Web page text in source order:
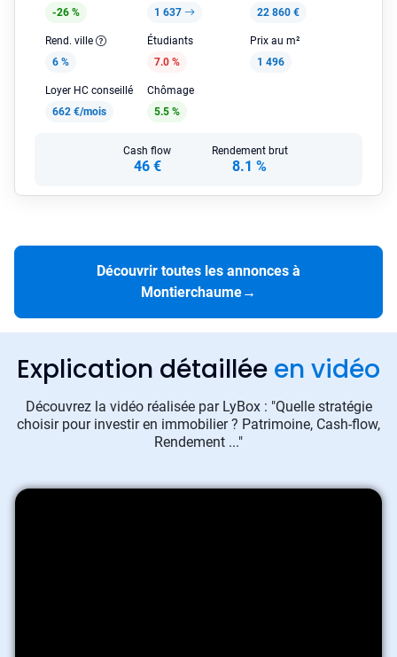
-26 %
1 637
22 860 €
Rend. ville
6 %
Étudiants
7.0 %
Prix au m²
1 496
Loyer HC conseillé
662 €/mois
Chômage
5.5 %
Cash flow
46 €
Rendement brut
8.1 %
Découvrir toutes les annonces à
Montierchaume→
Explication détaillée en vidéo
Découvrez la vidéo réalisée par LyBox : "Quelle stratégie
choisir pour investir en immobilier ? Patrimoine, Cash-flow,
Rendement ..."